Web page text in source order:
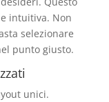
intuitiva. Non
selezionare
punto giusto.
unici.